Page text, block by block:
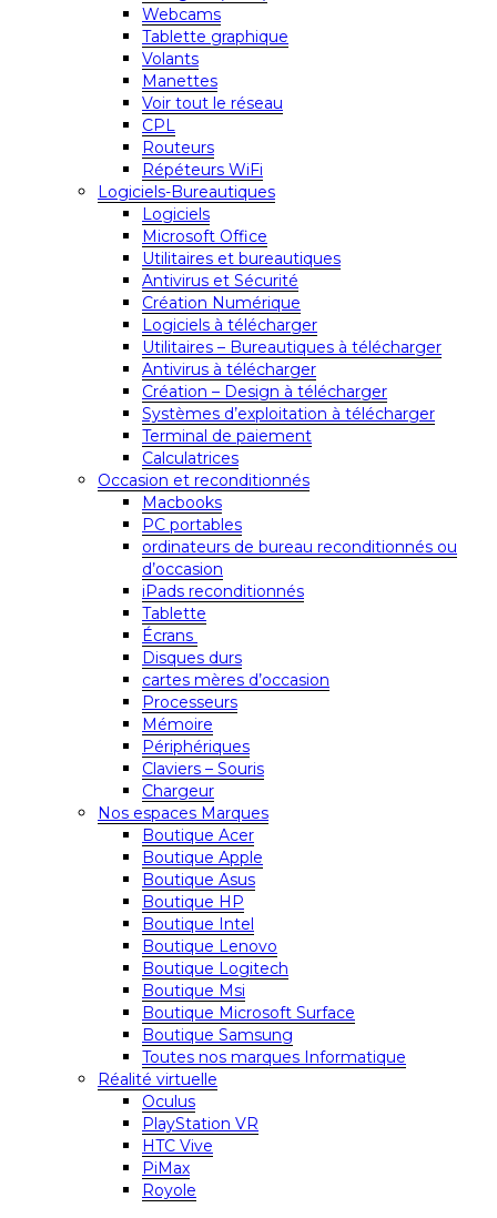
Webcams
Tablette graphique
Volants
Manettes
Voir tout le réseau
CPL
Routeurs
Répéteurs WiFi
Logiciels-Bureautiques
Logiciels
Microsoft Office
Utilitaires et bureautiques
Antivirus et Sécurité
Création Numérique
Logiciels à télécharger
Utilitaires – Bureautiques à télécharger
Antivirus à télécharger
Création – Design à télécharger
Systèmes d’exploitation à télécharger
Terminal de paiement
Calculatrices
Occasion et reconditionnés
Macbooks
PC portables
ordinateurs de bureau reconditionnés ou
d’occasion
iPads reconditionnés
Tablette
Écrans
Disques durs
cartes mères d’occasion
Processeurs
Mémoire
Périphériques
Claviers – Souris
Chargeur
Nos espaces Marques
Boutique Acer
Boutique Apple
Boutique Asus
Boutique HP
Boutique Intel
Boutique Lenovo
Boutique Logitech
Boutique Msi
Boutique Microsoft Surface
Boutique Samsung
Toutes nos marques Informatique
Réalité virtuelle
Oculus
PlayStation VR
HTC Vive
PiMax
Royole